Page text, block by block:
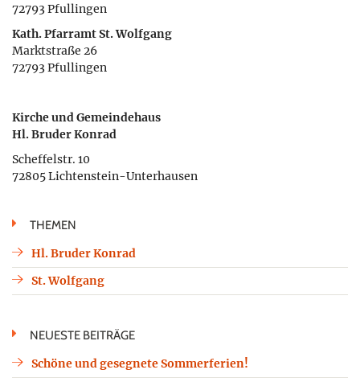
72793 Pfullingen
Kath. Pfarramt St. Wolfgang
Marktstraße 26
72793 Pfullingen
Kirche und Gemeindehaus
Hl. Bruder Konrad
Scheffelstr. 10
72805 Lichtenstein-Unterhausen
THEMEN
Hl. Bruder Konrad
St. Wolfgang
NEUESTE BEITRÄGE
Schöne und gesegnete Sommerferien!